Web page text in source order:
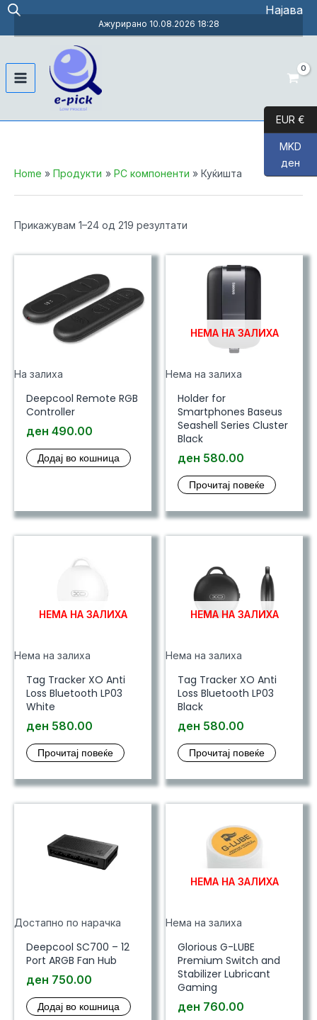
Skip
content
Најава
Ажурирано 10.08.2026 18:28
Main
Home Продукти PC компоненти Куќишта
Прикажувам 1–24 од 219 резултати
low
На залиха
Deepcool Remote RGB
Controller
ден 490.00
Додај во кошница
НЕМА НА ЗАЛИХА
Нема на залиха
Holder for
Smartphones Baseus
Seashell Series Cluster
Black
ден 580.00
Прочитај повеќе
НЕМА НА ЗАЛИХА
Нема на залиха
Tag Tracker XO Anti
Loss Bluetooth LP03
White
ден 580.00
Прочитај повеќе
НЕМА НА ЗАЛИХА
Нема на залиха
Tag Tracker XO Anti
Loss Bluetooth LP03
Black
ден 580.00
Прочитај повеќе
Достапно по нарачка
Deepcool SC700 – 12
Port ARGB Fan Hub
ден 750.00
Додај во кошница
НЕМА НА ЗАЛИХА
Нема на залиха
Glorious G-LUBE
Premium Switch and
Stabilizer Lubricant
Gaming
ден 760.00
EUR €
MKD
ден